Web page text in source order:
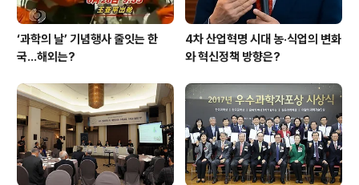
‘과학의 날’ 기념행사 줄잇는 한
국…해외는?
4차 산업혁명 시대 농·식업의 변화
와 혁신정책 방향은?